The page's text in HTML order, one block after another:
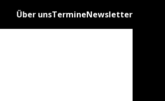
Über unsTermineNewsletter